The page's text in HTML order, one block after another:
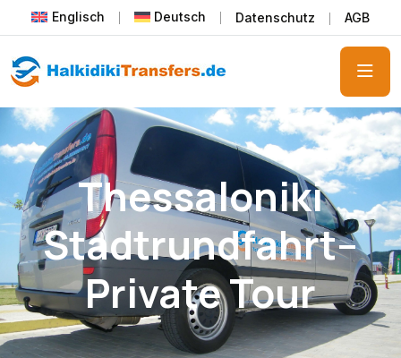
Englisch Deutsch Datenschutz AGB
Thessaloniki
Stadtrundfahrt–
Private Tour